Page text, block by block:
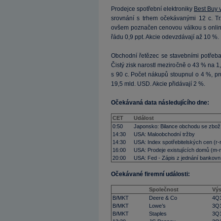
Prodejce spotřební elektroniky Best Buy
srovnání s trhem očekávanými 12 c.
ovšem poznačen cenovou válkou s
řádu 0,9 ppt. Akcie odevzdávají až 10 %.
Obchodní řetězec se stavebními
Čistý zisk narostl meziročně o 43 % na
s 90 c. Počet nákupů stoupnul o 4 %,
19,5 mld. USD. Akcie přidávají 2 %.
Očekávaná data následujícího dne:
CET
Událost
0:50
Japonsko: Bilance obchodu se
14:30
USA: Maloobchodní tržby
14:30
USA: Index spotřebitelských cen (r-
16:00
USA: Prodeje existujících domů (m-
20:00
USA: Fed - Zápis z jednání
Očekávané firemní události:
Společnost
B/MKT
Deere & Co
B/MKT
Lowe’s
B/MKT
Staples